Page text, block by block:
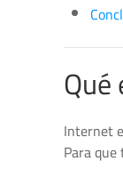
Internet
Para